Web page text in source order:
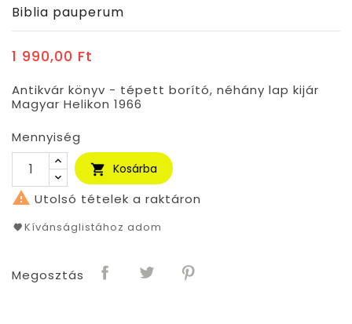
Biblia pauperum
1 990,00 Ft
Antikvár könyv - tépett borító, néhány lap kijár
Magyar Helikon 1966
Mennyiség
 Kosárba
 Utolsó tételek a raktáron
Kívánságlistához adom
Megosztás